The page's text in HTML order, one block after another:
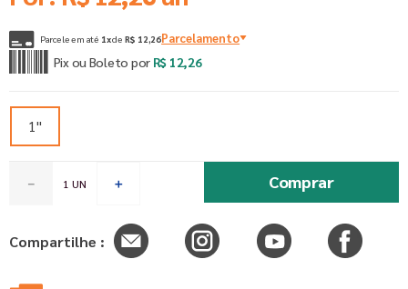
Parcele em até 1xde R$ 12,26Parcelamento
Pix ou Boleto por R$ 12,26
1"
＋
－ Comprar
Compartilhe :